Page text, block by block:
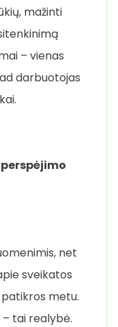
mažinti
– vienas
darbuotojas
net
sveikatos
metu.
tai realybė.